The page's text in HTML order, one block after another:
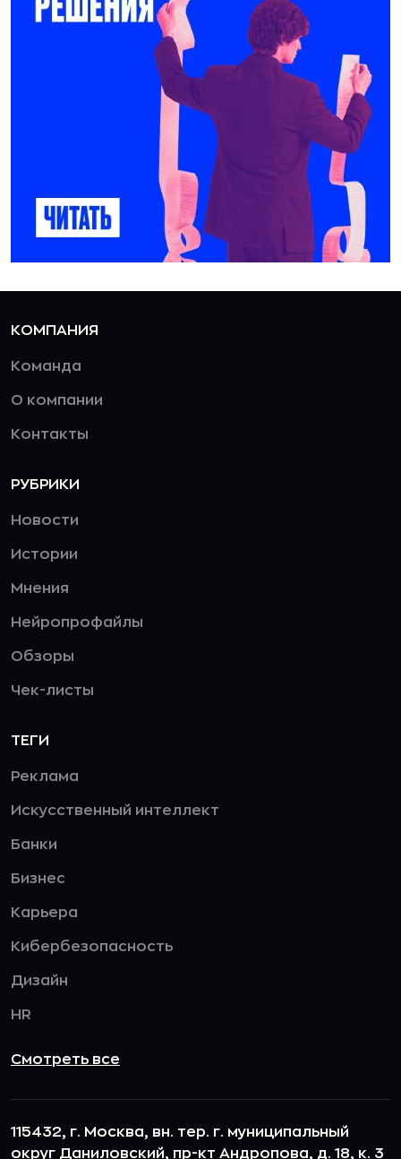
КОМПАНИЯ
Команда
О компании
Контакты
РУБРИКИ
Новости
Истории
Мнения
Нейропрофайлы
Обзоры
Чек-листы
ТЕГИ
Реклама
Искусственный интеллект
Банки
Бизнес
Карьера
Кибербезопасность
Дизайн
HR
Смотреть все
115432, г. Москва, вн. тер. г. муниципальный
округ Даниловский, пр-кт Андропова, д. 18, к. 3